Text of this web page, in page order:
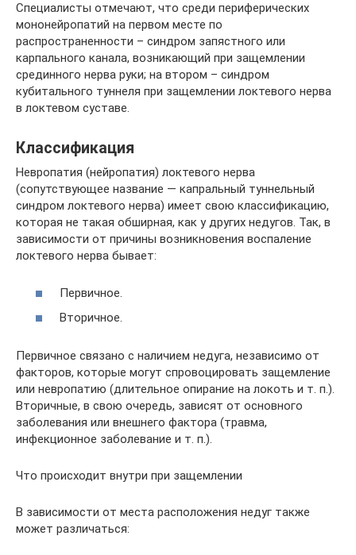
Специалисты отмечают, что среди периферических
мононейропатий на первом месте по
распространенности – синдром запястного или
карпального канала, возникающий при защемлении
срединного нерва руки; на втором – синдром
кубитального туннеля при защемлении локтевого нерва
в локтевом суставе.
Классификация
Невропатия (нейропатия) локтевого нерва
(сопутствующее название — капральный туннельный
синдром локтевого нерва) имеет свою классификацию,
которая не такая обширная, как у других недугов. Так, в
зависимости от причины возникновения воспаление
локтевого нерва бывает:
Первичное.
Вторичное.
Первичное связано с наличием недуга, независимо от
факторов, которые могут спровоцировать защемление
или невропатию (длительное опирание на локоть и т. п.).
Вторичные, в свою очередь, зависят от основного
заболевания или внешнего фактора (травма,
инфекционное заболевание и т. п.).
Что происходит внутри при защемлении
В зависимости от места расположения недуг также
может различаться: